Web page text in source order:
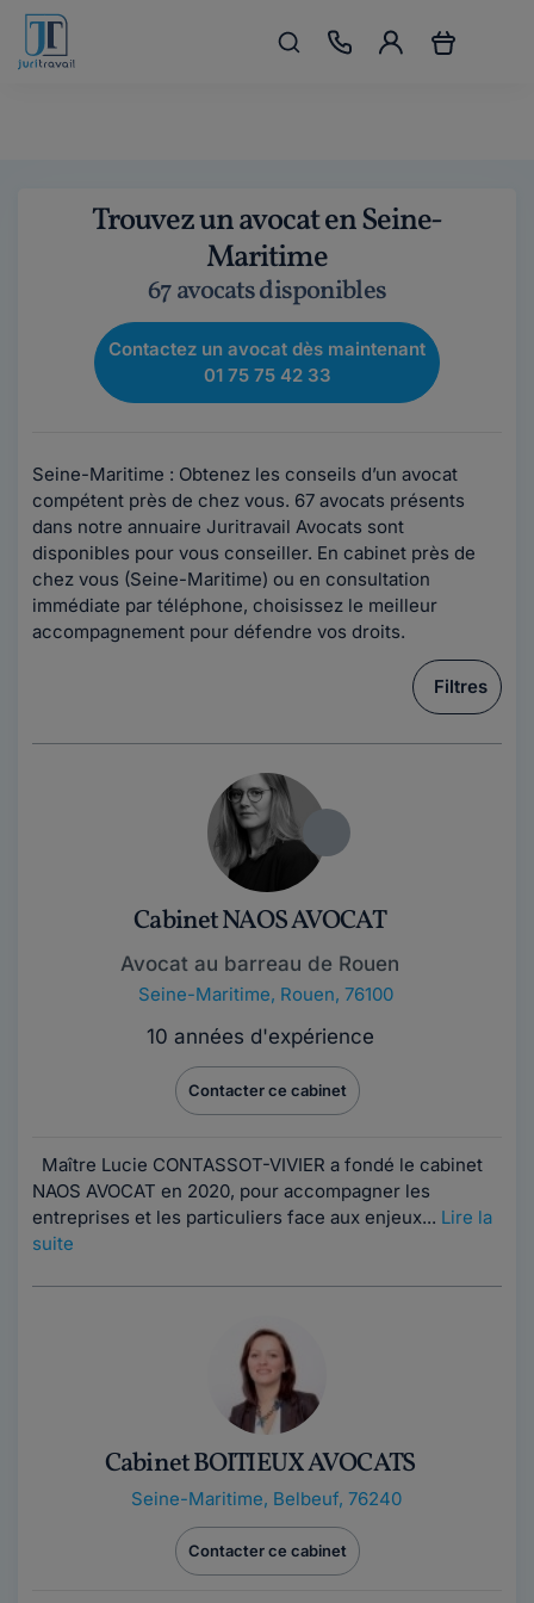
Trouvez un avocat en Seine-
Maritime
67 avocats disponibles
Contactez un avocat dès maintenant
01 75 75 42 33
Seine-Maritime : Obtenez les conseils d’un avocat
compétent près de chez vous. 67 avocats présents
dans notre annuaire Juritravail Avocats sont
disponibles pour vous conseiller. En cabinet près de
chez vous (Seine-Maritime) ou en consultation
immédiate par téléphone, choisissez le meilleur
accompagnement pour défendre vos droits.
Filtres
Cabinet NAOS AVOCAT
Avocat au barreau de Rouen
Seine-Maritime, Rouen, 76100
10 années d'expérience
Contacter ce cabinet
Maître Lucie CONTASSOT-VIVIER a fondé le cabinet
NAOS AVOCAT en 2020, pour accompagner les
entreprises et les particuliers face aux enjeux... Lire la
suite
Cabinet BOITIEUX AVOCATS
Seine-Maritime, Belbeuf, 76240
Contacter ce cabinet